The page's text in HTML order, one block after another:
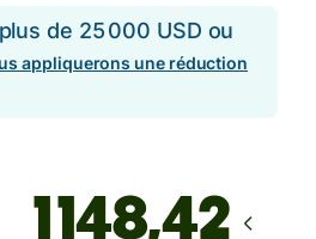
de 25 000 USD ou
appliquerons une réduction